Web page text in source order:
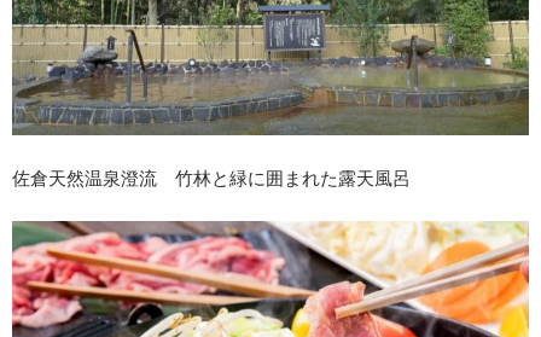
佐倉天然温泉澄流 竹林と緑に囲まれた露天風呂